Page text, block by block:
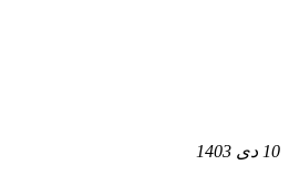
10 دی 1403